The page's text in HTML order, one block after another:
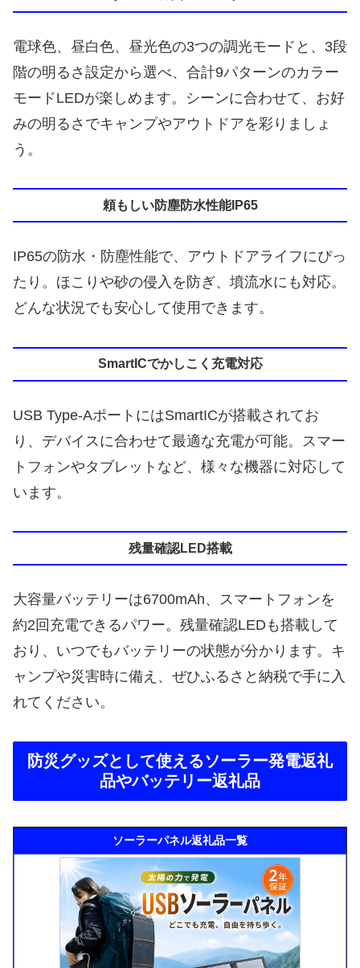
電球色、昼白色、昼光色の3つの調光モードと、3段
階の明るさ設定から選べ、合計9パターンのカラー
モードLEDが楽しめます。シーンに合わせて、お好
みの明るさでキャンプやアウトドアを彩りましょ
う。
頼もしい防塵防水性能IP65
IP65の防水・防塵性能で、アウトドアライフにぴっ
たり。ほこりや砂の侵入を防ぎ、墳流水にも対応。
どんな状況でも安心して使用できます。
SmartICでかしこく充電対応
USB Type-AポートにはSmartICが搭載されてお
り、デバイスに合わせて最適な充電が可能。スマー
トフォンやタブレットなど、様々な機器に対応して
います。
残量確認LED搭載
大容量バッテリーは6700mAh、スマートフォンを
約2回充電できるパワー。残量確認LEDも搭載して
おり、いつでもバッテリーの状態が分かります。キ
ャンプや災害時に備え、ぜひふるさと納税で手に入
れてください。
防災グッズとして使えるソーラー発電返礼
品やバッテリー返礼品
ソーラーパネル返礼品一覧